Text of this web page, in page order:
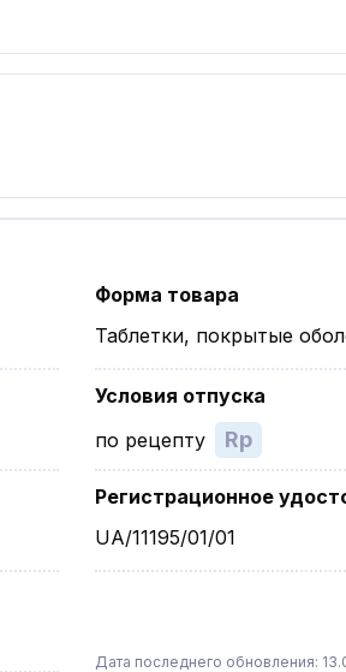
Форма товара
Таблетки, покрытые
Условия отпуска
по рецепту
Rp
Регистрационное
UA/11195/01/01
Дата последнего обновления: